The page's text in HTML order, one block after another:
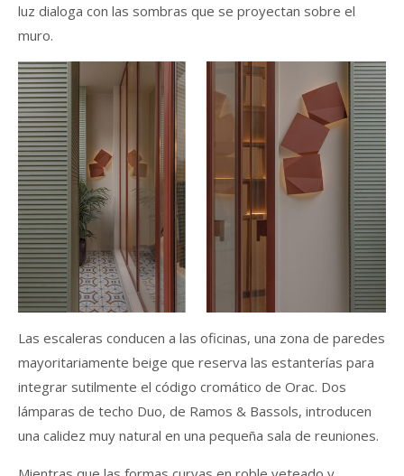
luz dialoga con las sombras que se proyectan sobre el
muro.
Las escaleras conducen a las oficinas, una zona de paredes
mayoritariamente beige que reserva las estanterías para
integrar sutilmente el código cromático de Orac. Dos
lámparas de techo Duo, de Ramos & Bassols, introducen
una calidez muy natural en una pequeña sala de reuniones.